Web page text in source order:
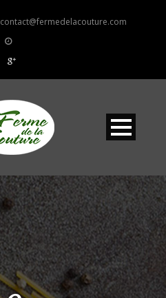
contact@fermedelacouture.com